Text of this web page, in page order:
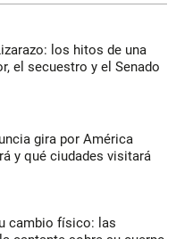
los hitos de una
el secuestro y el Senado
gira por América
y qué ciudades visitará
cambio físico: las